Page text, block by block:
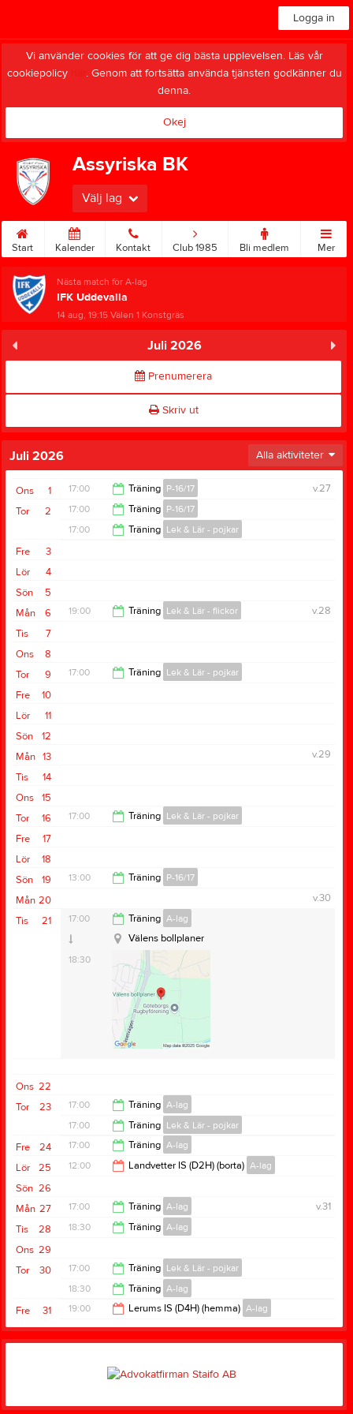
Logga in
Vi använder cookies för att ge dig bästa upplevelsen. Läs vår
cookiepolicy
. Genom att fortsätta använda tjänsten godkänner du
denna.
Okej
Assyriska BK
Välj lag
Start Kalender Kontakt Club 1985 Bli medlem Mer
Nästa match för A-lag
IFK Uddevalla
14 aug, 19:15Välen 1 Konstgräs
Juli 2026
Prenumerera
Skriv ut
Juli 2026 Alla aktiviteter
1
Ons v.27
17:00 Träning P-16/17
19:00
2
Tor 17:00 Träning P-16/17
17:00 Träning Lek & Lär - pojkar
3
Fre
4
Lör
5
Sön
6
Mån v.28
19:00 Träning Lek & Lär - flickor
7
Tis
8
Ons
9
Tor 17:00 Träning Lek & Lär - pojkar
10
Fre
11
Lör
12
Sön
13
Mån
v.29
14
Tis
15
Ons
16
Tor 17:00 Träning Lek & Lär - pojkar
17
Fre
18
Lör
19
Sön 13:00 Träning P-16/17
14:00
20
Mån
v.30
21
Tis 17:00 Träning A-lag
18:30
Välens bollplaner
22
Ons
23
Tor 17:00 Träning A-lag
18:30
17:00 Träning Lek & Lär - pojkar
18:00
24
Fre 17:00 Träning A-lag
25
Lör 12:00 Landvetter IS (D2H) (borta) A-lag
14:00
26
Sön
27
Mån v.31
17:00 Träning A-lag
28
Tis 18:30 Träning A-lag
20:00
29
Ons
30
Tor 17:00 Träning Lek & Lär - pojkar
18:00
18:30 Träning A-lag
20:00
31
Fre 19:00 Lerums IS (D4H) (hemma) A-lag
21:00